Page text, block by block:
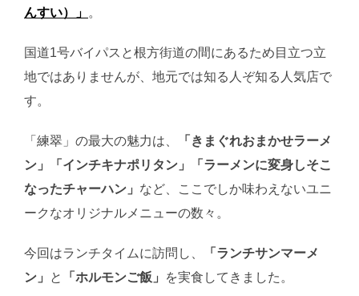
んすい）」 。
国道1号バイパスと根方街道の間にあるため目立つ立
地ではありませんが、地元では知る人ぞ知る人気店で
す。
「練翠」の最大の魅力は、
「きまぐれおまかせラーメ
ン」「インチキナポリタン」「ラーメンに変身しそこ
なったチャーハン」 など、ここでしか味わえないユニ
ークなオリジナルメニューの数々。
今回はランチタイムに訪問し、
「ランチサンマーメ
ン」
と 「ホルモンご飯」 を実食してきました。